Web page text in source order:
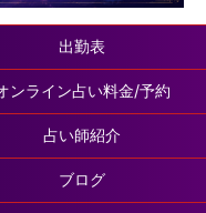
出勤表
ンライン占い料金/予約
占い師紹介
ブログ